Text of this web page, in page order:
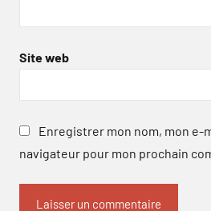
Site web
Enregistrer mon nom, mon e-
navigateur pour mon prochain